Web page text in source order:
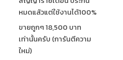
หมดแล้วแต่ใช้งานได้100%
ขายถูกๆ 18,500 บาท
เท่านั้นครับ (การันตีความ
ใหม่)